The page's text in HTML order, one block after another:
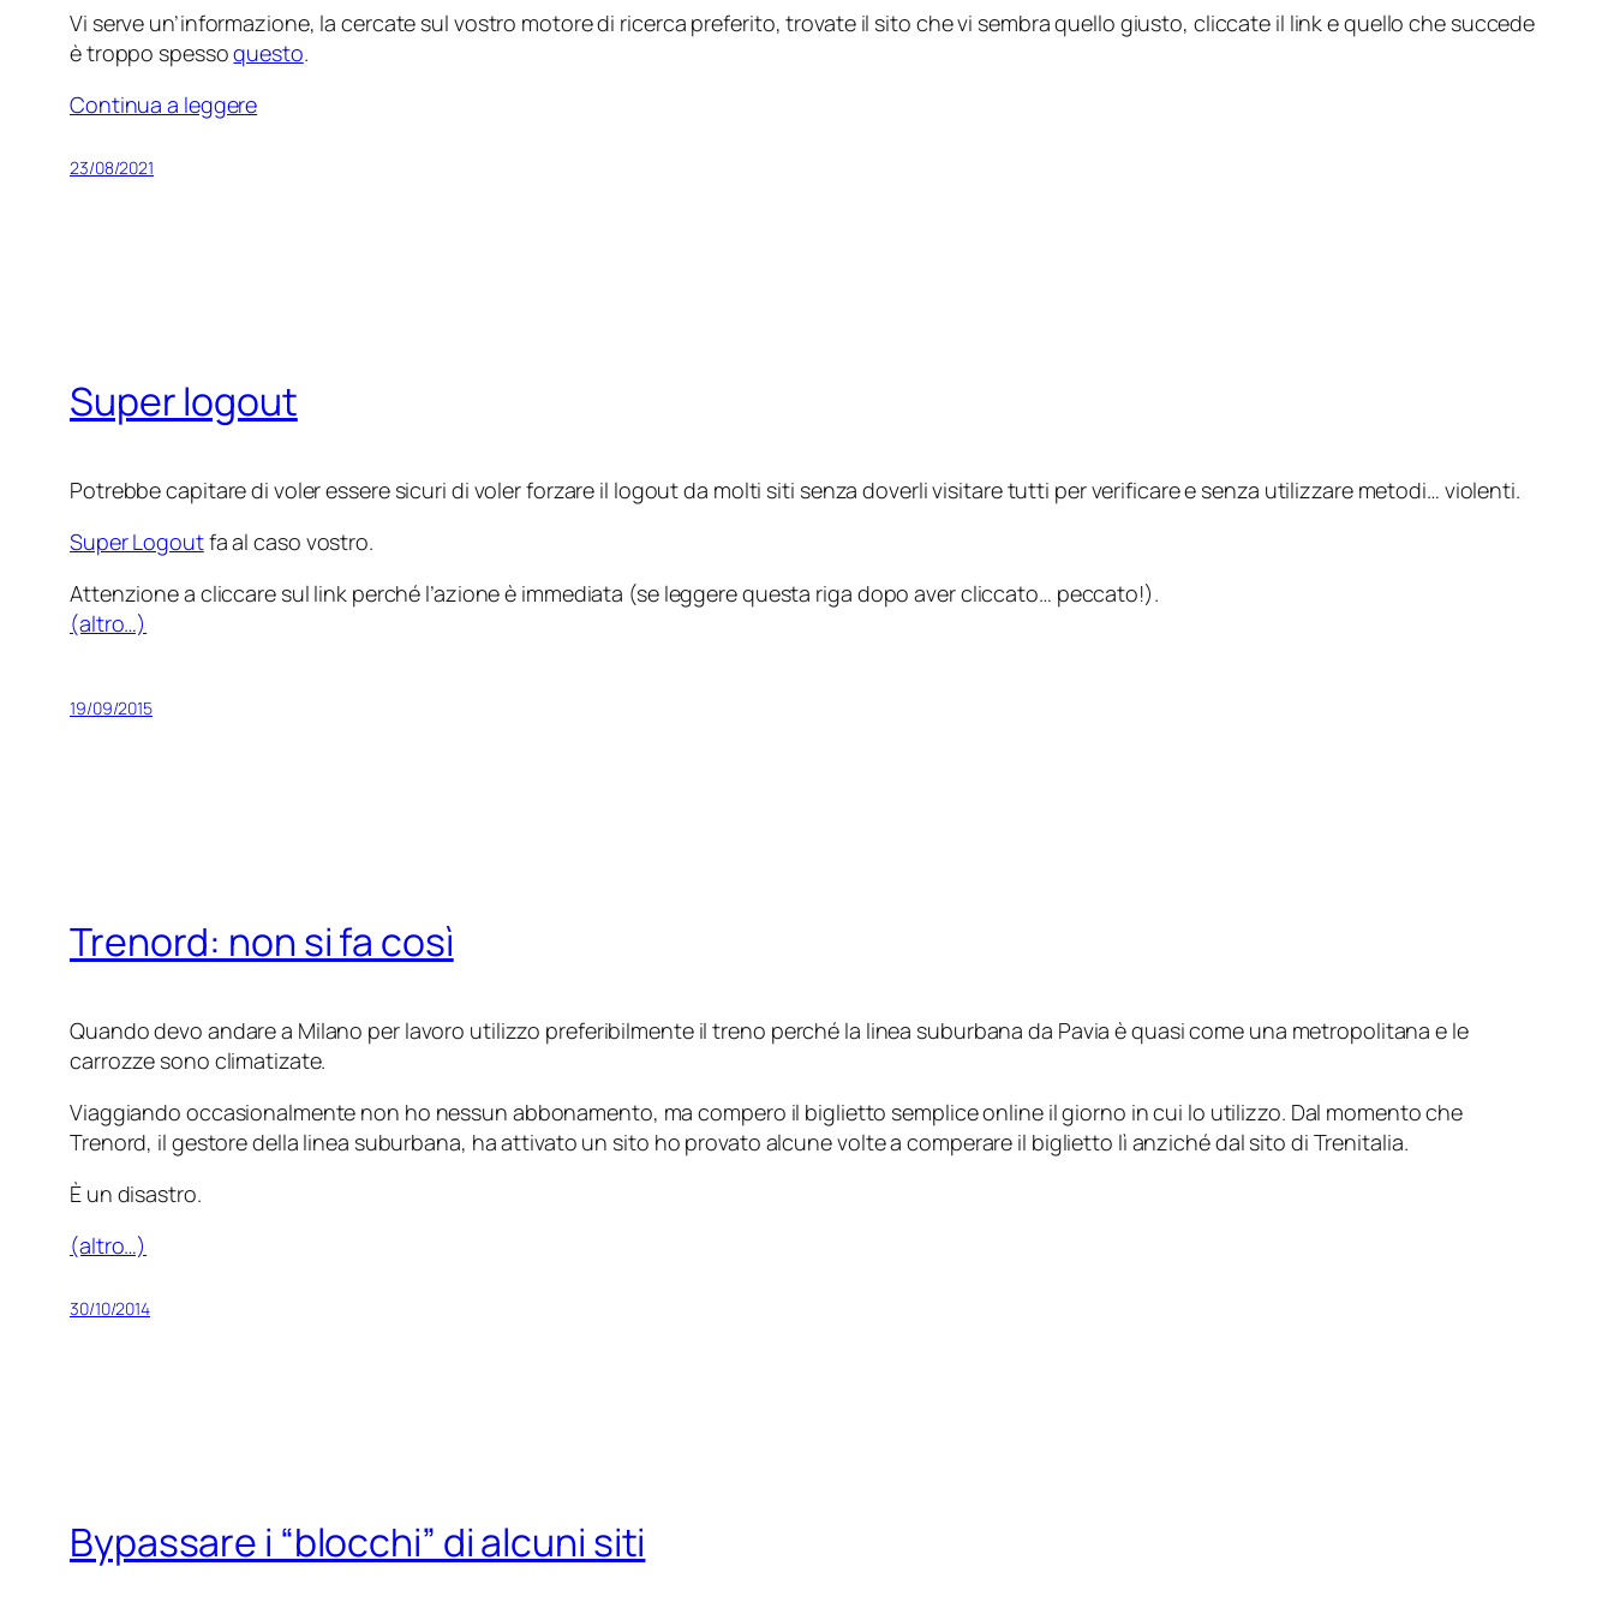
Vi serve un’informazione, la cercate sul vostro motore di ricerca preferito, trovate il sito che vi sembra quello giusto, cliccate il link e quello che succede
è troppo spessoquesto.
Continua a leggere
23/08/2021
Super logout
Potrebbe capitare di voler essere sicuri di voler forzare il logout da molti siti senza doverli visitare tutti per verificare e senza utilizzare metodi… violenti.
Super Logoutfa al caso vostro.
Attenzione a cliccare sul link perché l’azione è immediata (se leggere questa riga dopo aver cliccato… peccato!).
(altro…)
19/09/2015
Trenord: non si fa così
Quando devo andare a Milano per lavoro utilizzo preferibilmente il treno perché la linea suburbana da Pavia è quasi come una metropolitana e le
carrozze sono climatizate.
Viaggiando occasionalmente non ho nessun abbonamento, ma compero il biglietto semplice online il giorno in cui lo utilizzo. Dal momento che
Trenord, il gestore della linea suburbana, ha attivato un sito ho provato alcune volte a comperare il biglietto lì anziché dal sito di Trenitalia.
È un disastro.
(altro…)
30/10/2014
Bypassare i “blocchi” di alcuni siti